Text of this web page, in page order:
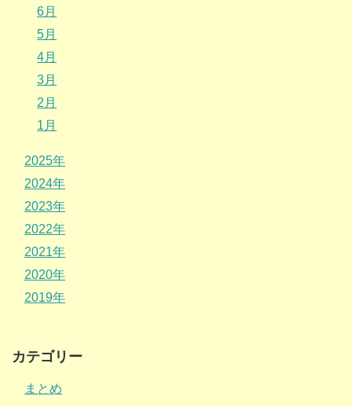
6月
5月
4月
3月
2月
1月
2025年
2024年
2023年
2022年
2021年
2020年
2019年
カテゴリー
まとめ